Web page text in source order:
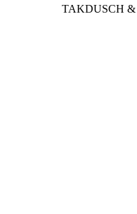
TAKDUSCH &